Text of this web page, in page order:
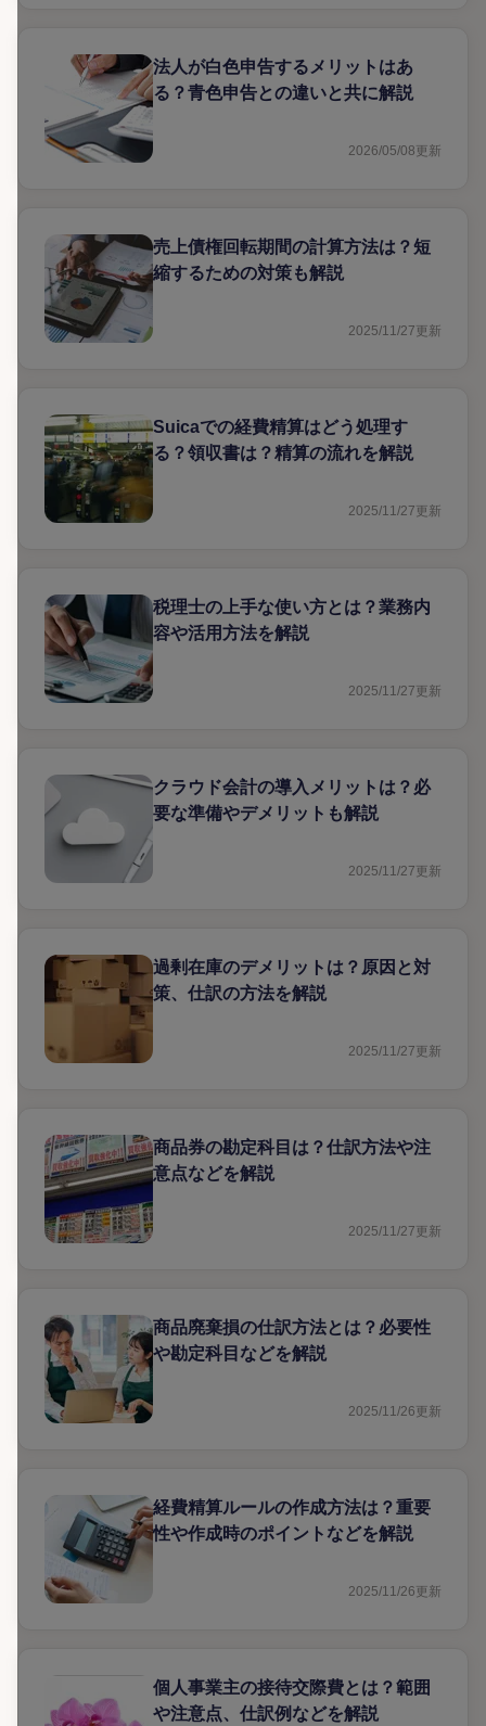
法人が白色申告するメリットはあ
る？青色申告との違いと共に解説
2026/05/08更新
売上債権回転期間の計算方法は？短
縮するための対策も解説
2025/11/27更新
Suicaでの経費精算はどう処理す
る？領収書は？精算の流れを解説
2025/11/27更新
税理士の上手な使い方とは？業務内
容や活用方法を解説
2025/11/27更新
クラウド会計の導入メリットは？必
要な準備やデメリットも解説
2025/11/27更新
過剰在庫のデメリットは？原因と対
策、仕訳の方法を解説
2025/11/27更新
商品券の勘定科目は？仕訳方法や注
意点などを解説
2025/11/27更新
商品廃棄損の仕訳方法とは？必要性
や勘定科目などを解説
2025/11/26更新
経費精算ルールの作成方法は？重要
性や作成時のポイントなどを解説
2025/11/26更新
個人事業主の接待交際費とは？範囲
や注意点、仕訳例などを解説